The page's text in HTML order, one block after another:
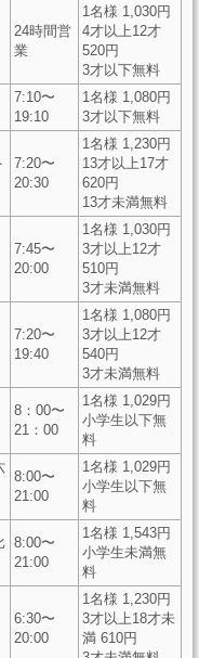
24時間営
業
1名様 1,030円
4才以上12才
520円
3才以下無料
7:10〜
19:10
1名様 1,080円
3才以下無料
7:20〜
20:30
1名様 1,230円
13才以上17才
620円
13才未満無料
7:45〜
20:00
1名様 1,030円
3才以上12才
510円
3才未満無料
7:20〜
19:40
1名様 1,080円
3才以上12才
540円
3才未満無料
8：00〜
21：00
1名様 1,029円
小学生以下無
料
8:00〜
21:00
1名様 1,029円
小学生以下無
料
8:00〜
21:00
1名様 1,543円
小学生未満無
料
6:30〜
20:00
1名様 1,230円
3才以上18才未
満 610円